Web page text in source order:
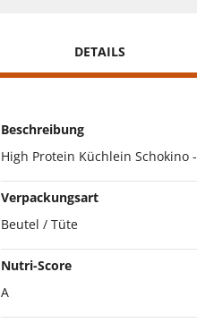
DETAILS
Beschreibung
High Protein Küchlein
Verpackungsart
Beutel / Tüte
Nutri-Score
A